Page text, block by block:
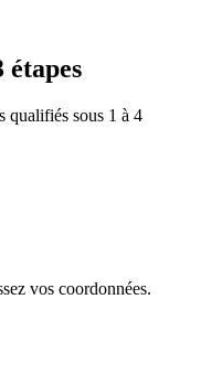
étapes
qualifiés sous 1 à 4
vos coordonnées.